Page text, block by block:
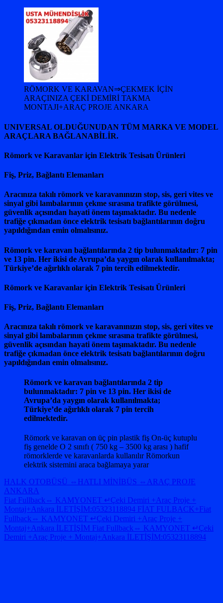
RÖMORK VE KARAVAN⇒ÇEKMEK İÇİN
ARAÇINIZA ÇEKİ DEMİRİ TAKMA
MONTAJI+ARAÇ PROJE ANKARA
UNIVERSAL OLDUĞUNUDAN TÜM MARKA VE MODEL
ARAÇLARA BAĞLANABİLİR.
Römork ve Karavanlar için Elektrik Tesisatı Ürünleri
Fiş, Priz, Bağlantı Elemanları
Aracınıza takılı römork ve karavanınızın stop, sis, geri vites ve
sinyal gibi lambalarının çekme sırasına trafikte görülmesi,
güvenlik açısından hayati önem taşımaktadır. Bu nedenle
trafiğe çıkmadan önce elektrik tesisatı bağlantılarının doğru
yapıldığından emin olmalısınız.
Römork ve karavan bağlantılarında 2 tip bulunmaktadır: 7 pin
ve 13 pin. Her ikisi de Avrupa’da yaygın olarak kullanılmakta;
Türkiye’de ağırlıklı olarak 7 pin tercih edilmektedir.
Römork ve Karavanlar için Elektrik Tesisatı Ürünleri
Fiş, Priz, Bağlantı Elemanları
Aracınıza takılı römork ve karavanınızın stop, sis, geri vites ve
sinyal gibi lambalarının çekme sırasına trafikte görülmesi,
güvenlik açısından hayati önem taşımaktadır. Bu nedenle
trafiğe çıkmadan önce elektrik tesisatı bağlantılarının doğru
yapıldığından emin olmalısınız.
Römork ve karavan bağlantılarında 2 tip
bulunmaktadır: 7 pin ve 13 pin. Her ikisi de
Avrupa’da yaygın olarak kullanılmakta;
Türkiye’de ağırlıklı olarak 7 pin tercih
edilmektedir.
Römork ve karavan on üç pin plastik fiş On-üç kutuplu
fiş genelde O 2 sınıfı ( 750 kg – 3500 kg arası ) hafif
römorklerde ve karavanlarda kullanılır Römorkun
elektrik sistemini araca bağlamaya yarar
Yazı
dolaşımı
Previous
Post:
HALK OTOBÜSÜ ⇔HATLI MİNİBÜS ⇔ARAÇ PROJE
ANKARA
Next
Post:
Fiat Fullback⇔ KAMYONET ↵Çeki Demiri +Araç Proje +
Montaj+Ankara İLETİŞİM:05323118894 FİAT FULBACK+Fiat
Fullback⇔ KAMYONET ↵Çeki Demiri +Araç Proje +
Montaj+Ankara İLETİŞİM Fiat Fullback⇔ KAMYONET ↵Çeki
Demiri +Araç Proje + Montaj+Ankara İLETİŞİM:05323118894